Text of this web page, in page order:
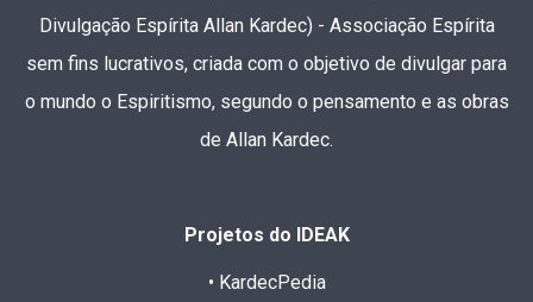
Divulgação Espírita Allan Kardec) - Associação Espírita
sem fins lucrativos, criada com o objetivo de divulgar para
o mundo o Espiritismo, segundo o pensamento e as obras
de Allan Kardec.
Projetos do IDEAK
• KardecPedia